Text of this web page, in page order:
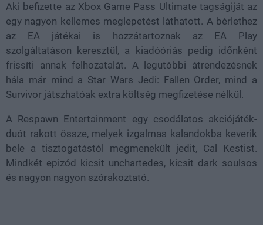
Aki befizette az Xbox Game Pass Ultimate tagságiját az
egy nagyon kellemes meglepetést láthatott. A bérlethez
az EA játékai is hozzátartoznak az EA Play
szolgáltatáson keresztül, a kiadóóriás pedig időnként
frissíti annak felhozatalát. A legutóbbi átrendezésnek
hála már mind a Star Wars Jedi: Fallen Order, mind a
Survivor játszhatóak extra költség megfizetése nélkül.
A Respawn Entertainment egy csodálatos akciójáték-
duót rakott össze, melyek izgalmas kalandokba keverik
bele a tisztogatástól megmenekült jedit, Cal Kestist.
Mindkét epizód kicsit unchartedes, kicsit dark soulsos
és nagyon nagyon szórakoztató.